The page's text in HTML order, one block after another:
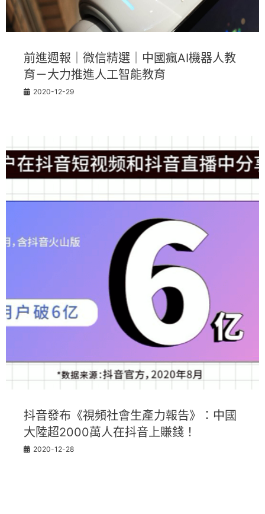
前進週報｜微信精選｜中國瘋AI機器人教
育－大力推進人工智能教育
2020-12-29
抖音發布《視頻社會生產力報告》：中國
大陸超2000萬人在抖音上賺錢！
2020-12-28